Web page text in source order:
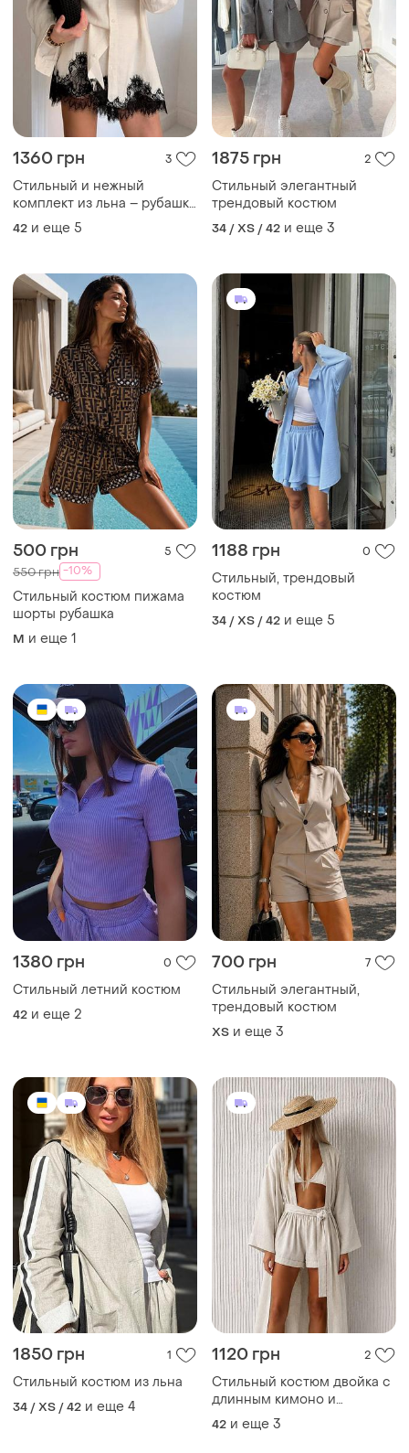
1360 грн 3
Стильный и нежный
комплект из льна – рубашка
и шорты
42 и еще 5
1875 грн 2
Стильный элегантный
трендовый костюм
34 / XS / 42 и еще 3
500 грн 5
550 грн -10%
Стильный костюм пижама
шорты рубашка
M и еще 1
1188 грн 0
Стильный, трендовый
костюм
34 / XS / 42 и еще 5
1380 грн 0
Стильный летний костюм
42 и еще 2
700 грн 7
Стильный элегантный,
трендовый костюм
ХS и еще 3
1850 грн 1
Стильный костюм из льна
34 / XS / 42 и еще 4
1120 грн 2
Стильный костюм двойка с
длинным кимоно и
шортами из льна
42 и еще 3